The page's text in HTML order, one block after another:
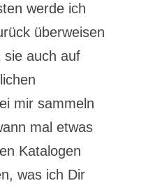
werde ich
überweisen
sie auch auf
mir sammeln
mal etwas
Katalogen
was ich Dir